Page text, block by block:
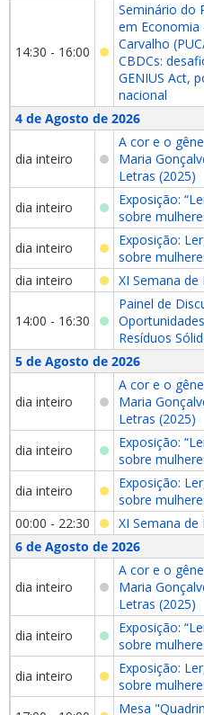
14:30 - 16:00
Seminário do
em Economia
Carvalho
CBDCs:
GENIUS Act,
nacional
4 de Agosto de 2026
dia inteiro
A cor e o
Maria
Letras (2025)
dia inteiro
Exposição:
sobre
dia inteiro
Exposição:
sobre
dia inteiro
XI Semana de
14:00 - 16:30
Painel de
Resíduos
5 de Agosto de 2026
dia inteiro
A cor e o
Maria
Letras (2025)
dia inteiro
Exposição:
sobre
dia inteiro
Exposição:
sobre
00:00 - 22:30
XI Semana de
6 de Agosto de 2026
dia inteiro
A cor e o
Maria
Letras (2025)
dia inteiro
Exposição:
sobre
dia inteiro
Exposição:
sobre
Mesa